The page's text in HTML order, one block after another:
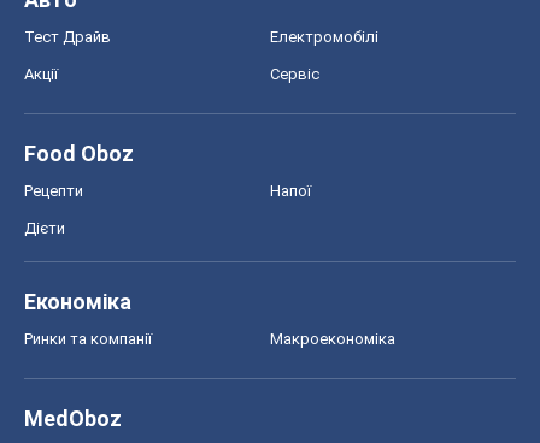
Тест Драйв Електромобілі
Акції Сервіс
Food Oboz
Рецепти Напої
Дієти
Економіка
Ринки та компанії Макроекономіка
MedOboz